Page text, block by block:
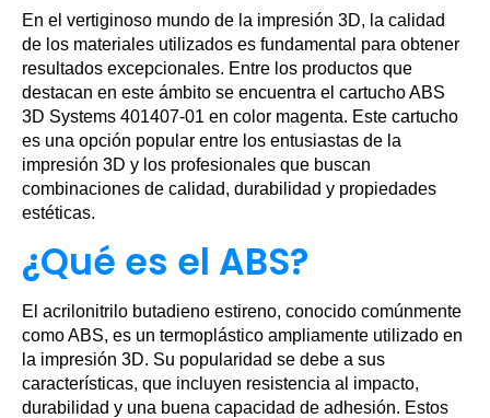
En el vertiginoso mundo de la impresión 3D, la calidad
de los materiales utilizados es fundamental para obtener
resultados excepcionales. Entre los productos que
destacan en este ámbito se encuentra el cartucho ABS
3D Systems 401407-01 en color magenta. Este cartucho
es una opción popular entre los entusiastas de la
impresión 3D y los profesionales que buscan
combinaciones de calidad, durabilidad y propiedades
estéticas.
¿Qué es el ABS?
El acrilonitrilo butadieno estireno, conocido comúnmente
como ABS, es un termoplástico ampliamente utilizado en
la impresión 3D. Su popularidad se debe a sus
características, que incluyen resistencia al impacto,
durabilidad y una buena capacidad de adhesión. Estos